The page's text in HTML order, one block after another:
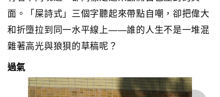
面。「屎詩式」三個字聽起來帶點自嘲，卻把偉大
和折墮拉到同一水平線上——誰的人生不是一堆混
雜著高光與狼狽的草稿呢？
過氣